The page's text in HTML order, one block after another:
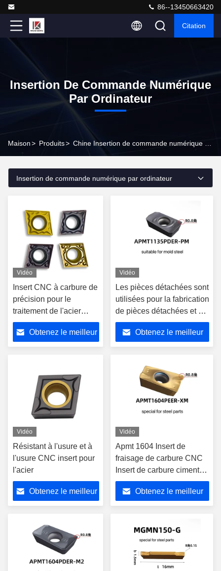
86--13450663420
Citation
Insertion De Commande Numérique
Par Ordinateur
Maison> Produits>
Insertion de commande numérique par ordinateur
Vidéo
Insert CNC à carbure de
précision pour le
traitement de l'acier
inoxydable en fonte, en
cuivre et en aluminium
Obtenez le meilleur
Vidéo
Les pièces détachées sont
utilisées pour la fabrication
de pièces détachées et de
pièces détachées.
Obtenez le meilleur
Vidéo
Résistant à l'usure et à
l'usure CNC insert pour
l'acier
Obtenez le meilleur
Vidéo
Apmt 1604 Insert de
fraisage de carbure CNC
Insert de carbure cimenté
pour l'acier
Obtenez le meilleur